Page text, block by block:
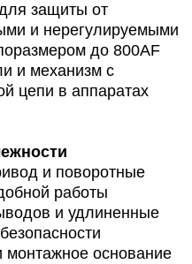
защиты от
и нерегулируемыми
до 800AF
и механизм с
цепи в аппаратах
и поворотные
работы
и удлиненные
монтажное основание